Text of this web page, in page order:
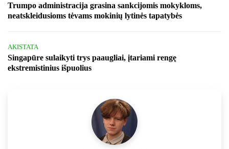
Trumpo administracija grasina sankcijomis mokykloms,
neatskleidusioms tėvams mokinių lytinės tapatybės
AKISTATA
Singapūre sulaikyti trys paaugliai, įtariami rengę
ekstremistinius išpuolius